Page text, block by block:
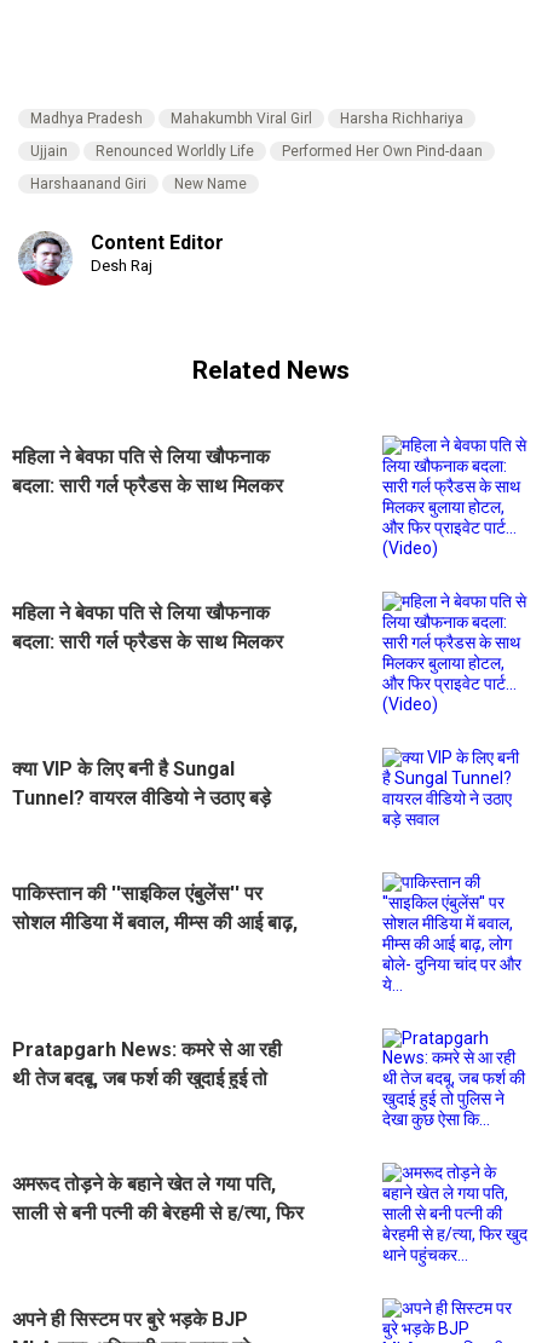
Madhya Pradesh Mahakumbh Viral Girl
Harsha Richhariya
Ujjain
Renounced Worldly Life
Performed Her Own Pind-daan
Harshaanand Giri
New Name
Content Editor
Desh Raj
Related News
महिला ने बेवफा पति से लिया खौफनाक
बदला: सारी गर्ल फ्रैडस के साथ मिलकर
महिला ने बेवफा पति से लिया खौफनाक
बदला: सारी गर्ल फ्रैडस के साथ मिलकर
क्या VIP के लिए बनी है Sungal
Tunnel? वायरल वीडियो ने उठाए बड़े
पाकिस्तान की ''साइकिल एंबुलेंस'' पर
सोशल मीडिया में बवाल, मीम्स की आई बाढ़,
Pratapgarh News: कमरे से आ रही
थी तेज बदबू, जब फर्श की खुदाई हुई तो
अमरूद तोड़ने के बहाने खेत ले गया पति,
साली से बनी पत्नी की बेरहमी से ह/त्या, फिर
अपने ही सिस्टम पर बुरे भड़के BJP